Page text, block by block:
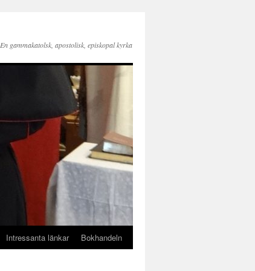
En gammakatolsk, apostolisk, episkopal kyrka
Intressanta länkar Bokhandeln